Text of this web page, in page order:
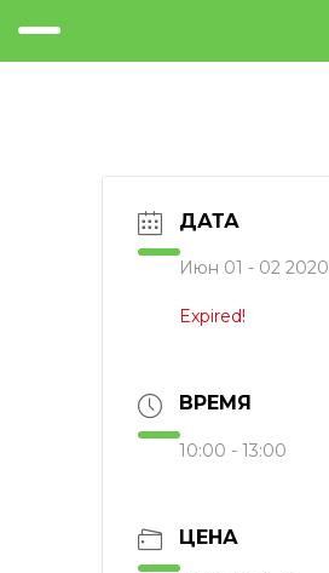
ДАТА
Июн 01 - 02 2020
Expired!
ВРЕМЯ
10:00 - 13:00
ЦЕНА